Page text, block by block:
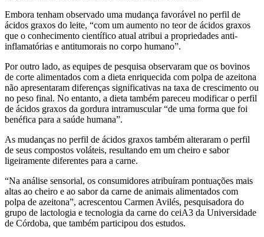
Embora tenham observado uma mudança favorável no perfil de
ácidos graxos do leite, “com um aumento no teor de ácidos graxos
que o conhecimento científico atual atribui a propriedades anti-
inflamatórias e antitumorais no corpo humano”.
Por outro lado, as equipes de pesquisa observaram que os bovinos
de corte alimentados com a dieta enriquecida com polpa de azeitona
não apresentaram diferenças significativas na taxa de crescimento ou
no peso final. No entanto, a dieta também pareceu modificar o perfil
de ácidos graxos da gordura intramuscular“de uma forma que foi
benéfica para a saúde humana”.
As mudanças no perfil de ácidos graxos também alteraram o perfil
de seus compostos voláteis, resultando em um cheiro e sabor
ligeiramente diferentes para a carne.
“Na análise sensorial, os consumidores atribuíram pontuações mais
altas ao cheiro e ao sabor da carne de animais alimentados com
polpa de azeitona”, acrescentou Carmen Avilés, pesquisadora do
grupo de lactologia e tecnologia da carne do ceiA3 da Universidade
de Córdoba, que também participou dos estudos.